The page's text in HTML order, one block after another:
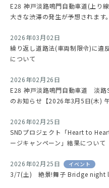
E28 神戸淡路鳴門自動車道(上り
大きな渋滞の発生が予想されます
2026年03月02日
繰り返し道路法(車両制限令)に違
について
2026年02月26日
E28 神戸淡路鳴門自動車道 淡路
のお知らせ【2026年3月5日(木)
2026年02月25日
SNDプロジェクト「Heart to
ージキャンペーン」結果について
2026年02月25日 イベント
3/7(土) 絶景!舞子 Bridge night